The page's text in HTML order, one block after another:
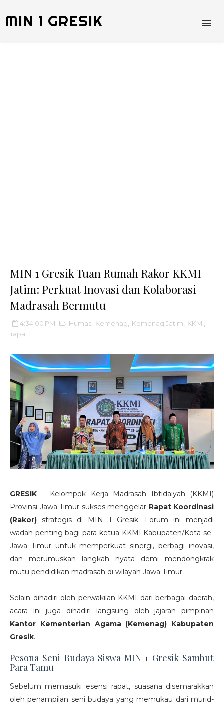
MIN 1 GRESIK
MIN 1 Gresik Tuan Rumah Rakor KKMI
Jatim: Perkuat Inovasi dan Kolaborasi
Madrasah Bermutu
4:34:00 PM Humas Kemenag Kemenag Jatim KKMI
rapat
GRESIK – Kelompok Kerja Madrasah Ibtidaiyah (KKMI)
Provinsi Jawa Timur sukses menggelar Rapat Koordinasi
(Rakor) strategis di MIN 1 Gresik. Forum ini menjadi
wadah penting bagi para ketua KKMI Kabupaten/Kota se-
Jawa Timur untuk memperkuat sinergi, berbagi inovasi,
dan merumuskan langkah nyata demi mendongkrak
mutu pendidikan madrasah di wilayah Jawa Timur.
Selain dihadiri oleh perwakilan KKMI dari berbagai daerah,
acara ini juga dihadiri langsung oleh jajaran pimpinan
Kantor Kementerian Agama (Kemenag) Kabupaten
Gresik.
Pesona Seni Budaya Siswa MIN 1 Gresik Sambut
Para Tamu
Sebelum memasuki esensi rapat, suasana disemarakkan
oleh penampilan seni budaya yang memukau dari murid-